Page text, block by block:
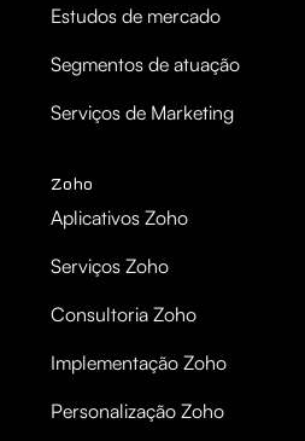
Estudos de mercado
Segmentos de atuação
Serviços de Marketing
Zoho
Aplicativos Zoho
Serviços Zoho
Consultoria Zoho
Implementação Zoho
Personalização Zoho